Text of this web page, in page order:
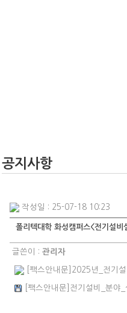
공지사항
작성일 : 25-07-18 10:23
폴리텍대학 화성캠퍼스<전기설
글쓴이 : 관리자
[팩스안내문]2025년_전기
[팩스안내문]전기설비_분야